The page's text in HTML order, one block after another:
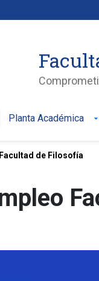
Planta Académica arrow_drop_down
de Filosofía